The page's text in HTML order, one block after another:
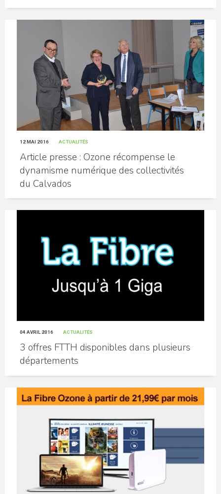
12 MAI 2016 ACTUALITÉS
Article presse : Ozone récompense le
dynamisme numérique des collectivités
du Calvados
04 AVRIL 2016 ACTUALITÉS
3 offres FTTH disponibles dans plusieurs
départements